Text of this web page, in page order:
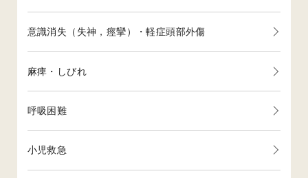
意識消失（失神，痙攣）・軽症頭部外傷
麻痺・しびれ
呼吸困難
小児救急